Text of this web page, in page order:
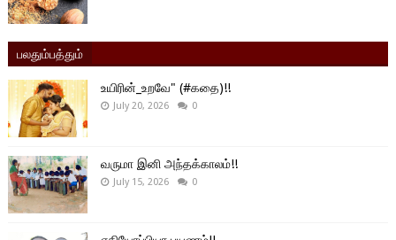
பலதும்பத்தும்
உயிரின்_உறவே" (#கதை)!!
July 20, 2026 0
வருமா இனி அந்தக்காலம்!!
July 15, 2026 0